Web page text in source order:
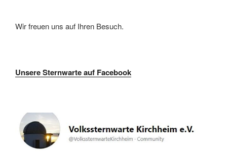
Wir freuen uns auf Ihren Besuch.
Unsere Sternwarte auf Facebook